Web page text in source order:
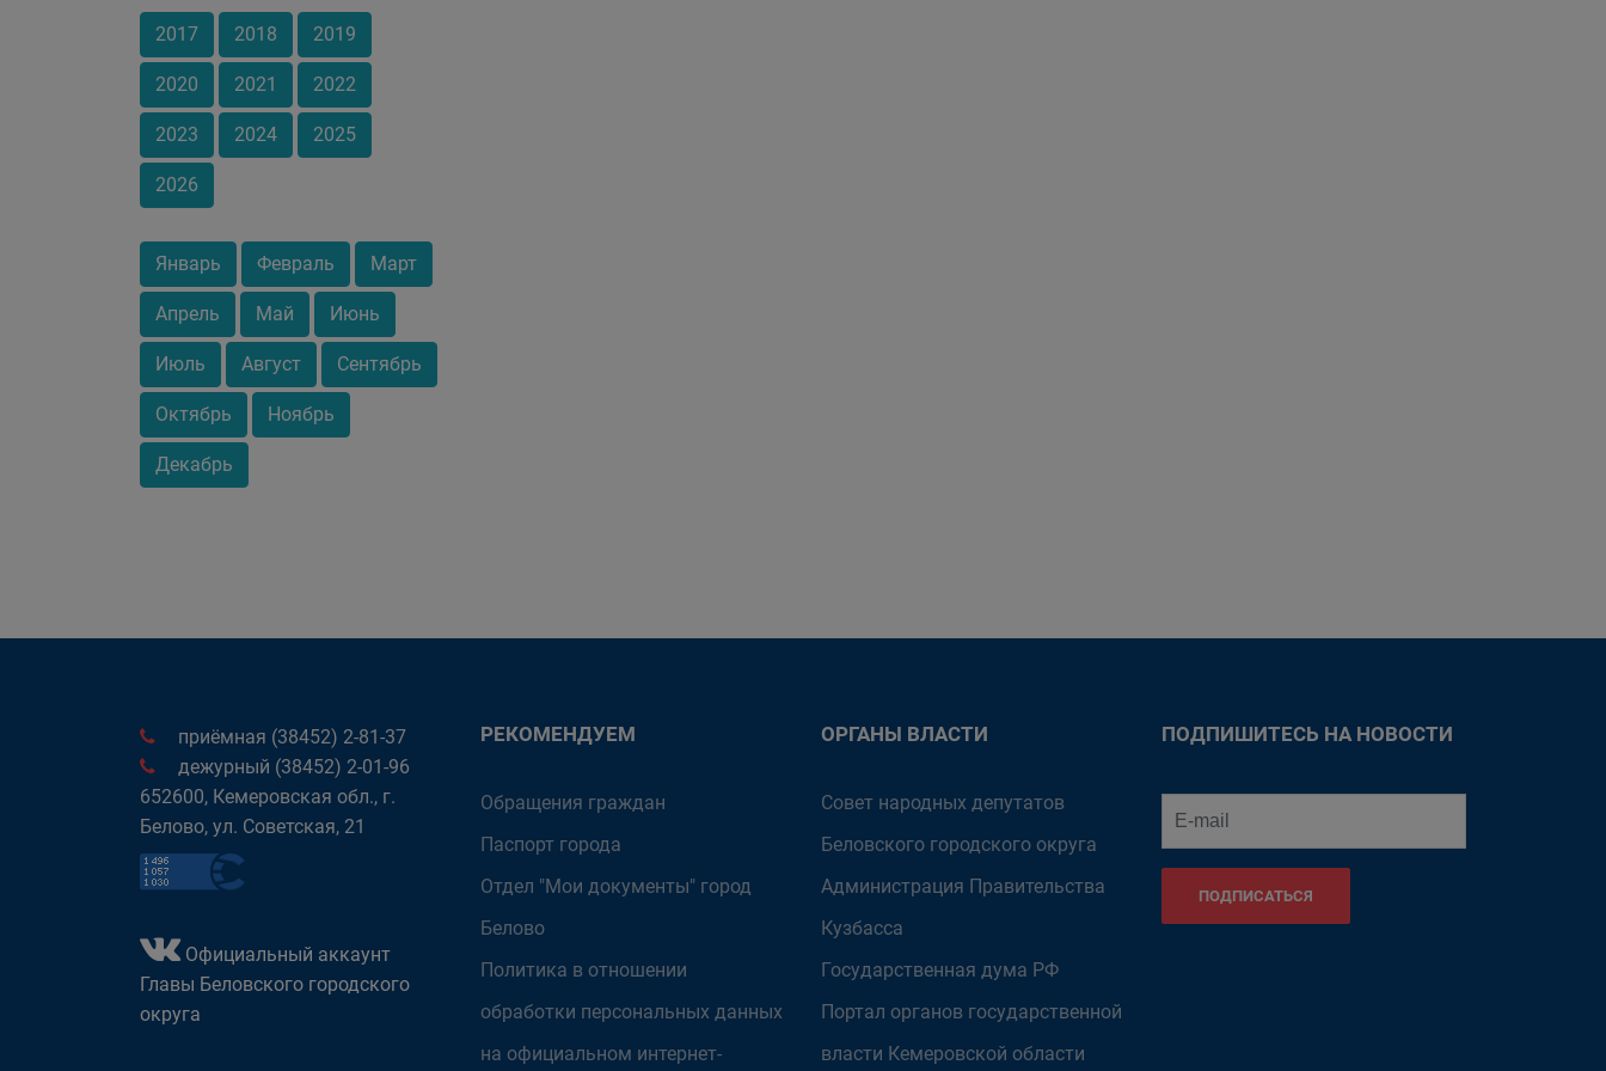
2017 2018 2019
2020 2021 2022
2023 2024 2025
2026
Январь Февраль Март
Апрель Май Июнь
Июль Август Сентябрь
Октябрь Ноябрь
Декабрь
приёмная (38452) 2-81-37
дежурный (38452) 2-01-96
652600, Кемеровская обл., г.
Белово, ул. Советская, 21
Официальный аккаунт
Главы Беловского городского
округа
РЕКОМЕНДУЕМ
Обращения граждан
Паспорт города
Отдел "Мои документы" город
Белово
Политика в отношении
обработки персональных данных
на официальном интернет-
ОРГАНЫ ВЛАСТИ
Совет народных депутатов
Беловского городского округа
Администрация Правительства
Кузбасса
Государственная дума РФ
Портал органов государственной
власти Кемеровской области
ПОДПИШИТЕСЬ НА НОВОСТИ
ПОДПИСАТЬСЯ